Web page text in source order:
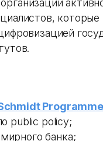
Programme
public policy;
банка;